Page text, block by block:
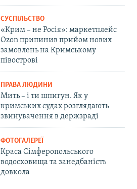
СУСПІЛЬСТВО
«Крим – не Росія»: маркетплейс
Ozon припинив прийом нових
замовлень на Кримському
півострові
ПРАВА ЛЮДИНИ
Мить – і ти шпигун. Як у
кримських судах розглядають
звинувачення в держзраді
ФОТОГАЛЕРЕЇ
Краса Сімферопольського
водосховища та занедбаність
довкола